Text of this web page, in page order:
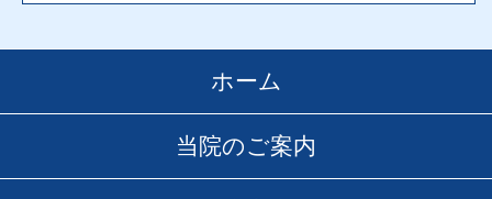
ホーム
当院のご案内